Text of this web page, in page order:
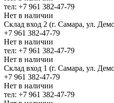
тел: +7 961 382-47-79
Нет в наличии
Склад вход 2 (г. Самара, ул.
+7 961 382-47-79
Нет в наличии
тел: +7 961 382-47-79
Нет в наличии
Склад вход 1 (г. Самара, ул.
+7 961 382-47-79
Нет в наличии
тел: +7 961 382-47-79